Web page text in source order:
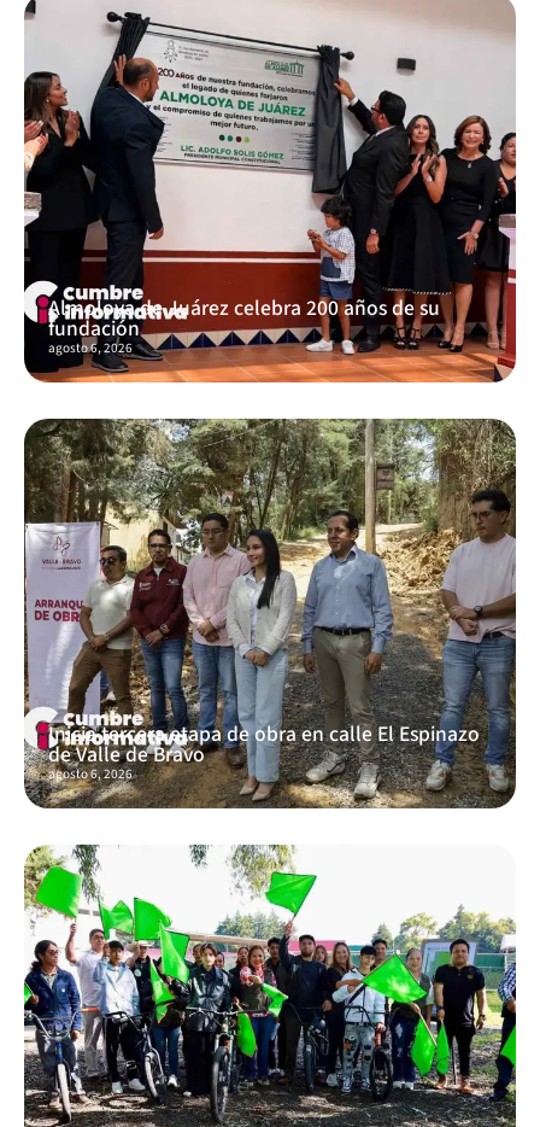
Almoloya de Juárez celebra 200 años de su
fundación
agosto 6, 2026
Inicia tercera etapa de obra en calle El Espinazo
de Valle de Bravo
agosto 6, 2026